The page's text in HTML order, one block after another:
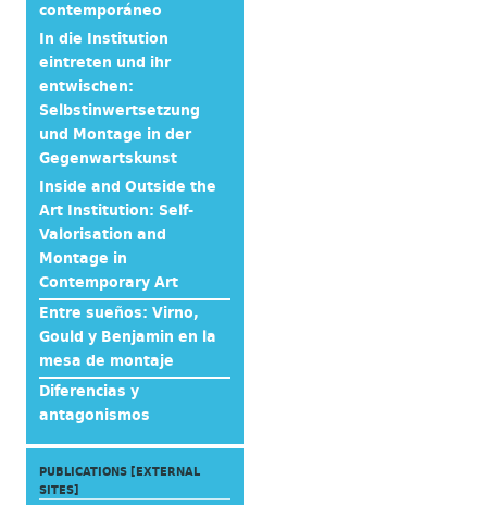
contemporáneo
In die Institution
eintreten und ihr
entwischen:
Selbstinwertsetzung
und Montage in der
Gegenwartskunst
Inside and Outside the
Art Institution: Self-
Valorisation and
Montage in
Contemporary Art
Entre sueños: Virno,
Gould y Benjamin en la
mesa de montaje
Diferencias y
antagonismos
PUBLICATIONS [EXTERNAL
SITES]